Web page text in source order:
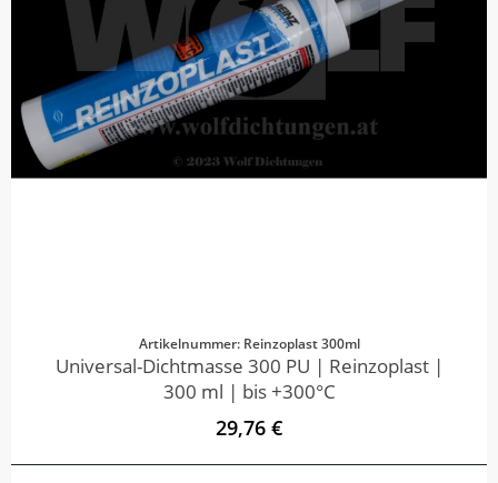
Artikelnummer: Reinzoplast 300ml
Universal-Dichtmasse 300 PU | Reinzoplast |
300 ml | bis +300°C
29,76 €